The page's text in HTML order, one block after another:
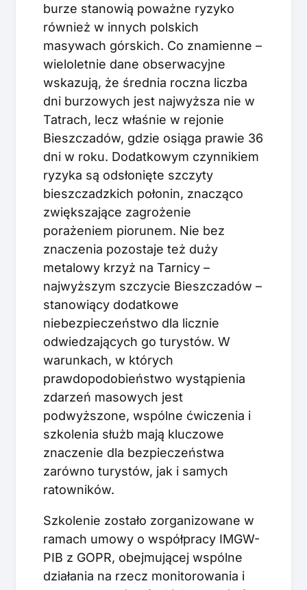
burze stanowią poważne ryzyko
również w innych polskich
masywach górskich. Co znamienne –
wieloletnie dane obserwacyjne
wskazują, że średnia roczna liczba
dni burzowych jest najwyższa nie w
Tatrach, lecz właśnie w rejonie
Bieszczadów, gdzie osiąga prawie 36
dni w roku. Dodatkowym czynnikiem
ryzyka są odsłonięte szczyty
bieszczadzkich połonin, znacząco
zwiększające zagrożenie
porażeniem piorunem. Nie bez
znaczenia pozostaje też duży
metalowy krzyż na Tarnicy –
najwyższym szczycie Bieszczadów –
stanowiący dodatkowe
niebezpieczeństwo dla licznie
odwiedzających go turystów. W
warunkach, w których
prawdopodobieństwo wystąpienia
zdarzeń masowych jest
podwyższone, wspólne ćwiczenia i
szkolenia służb mają kluczowe
znaczenie dla bezpieczeństwa
zarówno turystów, jak i samych
ratowników.
Szkolenie zostało zorganizowane w
ramach umowy o współpracy IMGW-
PIB z GOPR, obejmującej wspólne
działania na rzecz monitorowania i